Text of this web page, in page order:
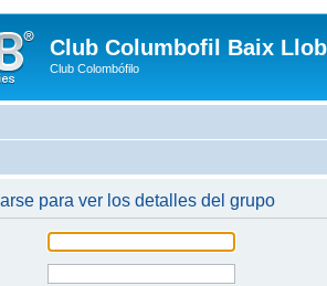
Club Columbofil Baix
Club Colombófilo
para ver los detalles del grupo